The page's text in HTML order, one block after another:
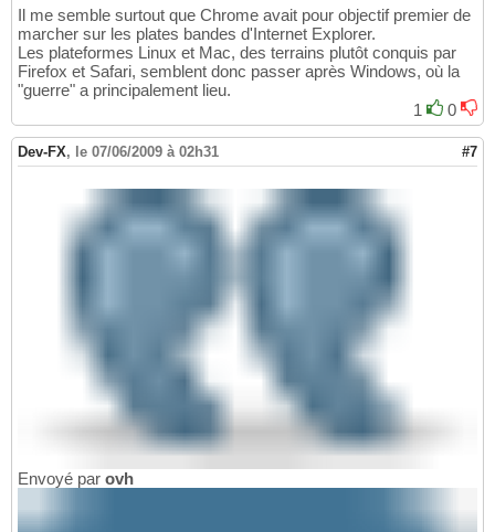
Il me semble surtout que Chrome avait pour objectif premier de
marcher sur les plates bandes d'Internet Explorer.
Les plateformes Linux et Mac, des terrains plutôt conquis par
Firefox et Safari, semblent donc passer après Windows, où la
"guerre" a principalement lieu.
1
0
Dev-FX, le 07/06/2009 à 02h31 #7
Envoyé par ovh